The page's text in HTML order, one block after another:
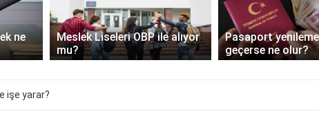
Pasaport yenileme süresi
geçerse ne olur?
Parfüm uçağa
alınmıyor?
işe yarar?